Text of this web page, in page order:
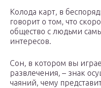
Колода карт, в
говорит о том, что
общество с людьми
интересов.
Сон, в котором вы
развлечения, – знак
чаяний, чему